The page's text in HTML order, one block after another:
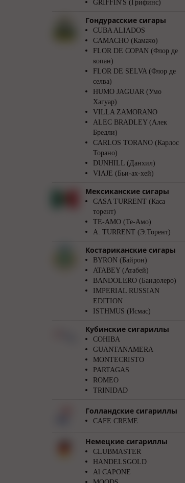
GRIFFIN′S (Грифинс)
Гондурасские сигары
CUBA ALIADOS
CAMACHO (Камачо)
FLOR DE COPAN (Флор де
копан)
FLOR DE SELVA (Флор де
селва)
HUMO JAGUAR (Умо
Хагуар)
VILLA ZAMORANO
ALEC BRADLEY (Алек
Бредли)
CARLOS TORANO (Карлос
Торано)
DUNHILL (Данхил)
VIAJE (Бьи-ах-хей)
Мексиканские сигары
CASA TURRENT (Каса
торент)
TE-AMO (Те-Амо)
A. TURRENT (Э.Торент)
Костариканские сигары
BYRON (Байрон)
ATABEY (Атабей)
BANDOLERO (Бандолеро)
IMPERIAL RUSSIAN
EDITION
ISTHMUS (Исмас)
Кубинские сигариллы
COHIBA
GUANTANAMERA
MONTECRISTO
PARTAGAS
ROMEO
TRINIDAD
Голландские сигариллы
CAFE CREME
Немецкие сигариллы
CLUBMASTER
HANDELSGOLD
Al CAPONE